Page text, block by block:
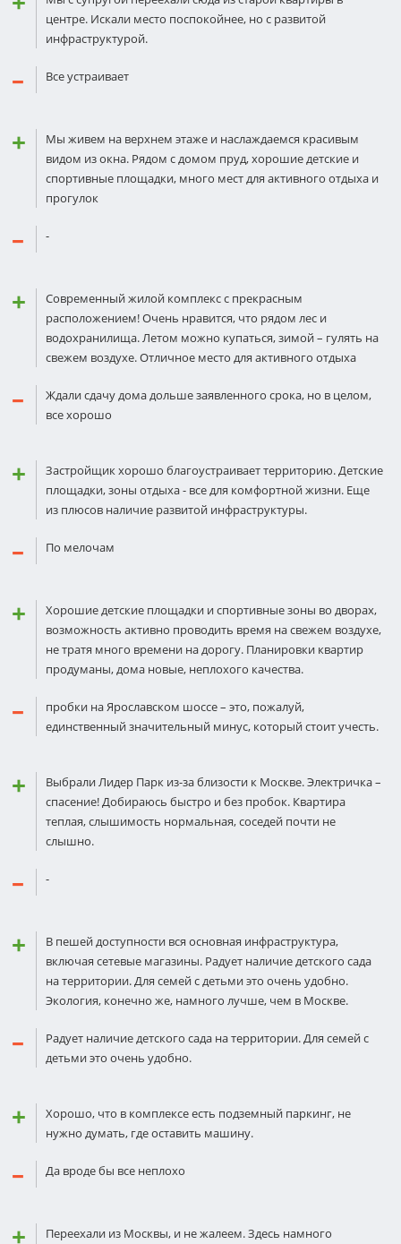
центре. Искали место поспокойнее, но с развитой
инфраструктурой.
Все устраивает
Мы живем на верхнем этаже и наслаждаемся красивым
видом из окна. Рядом с домом пруд, хорошие детские и
спортивные площадки, много мест для активного отдыха и
прогулок
-
Современный жилой комплекс с прекрасным
расположением! Очень нравится, что рядом лес и
водохранилища. Летом можно купаться, зимой – гулять на
свежем воздухе. Отличное место для активного отдыха
Ждали сдачу дома дольше заявленного срока, но в целом,
все хорошо
Застройщик хорошо благоустраивает территорию. Детские
площадки, зоны отдыха - все для комфортной жизни. Еще
из плюсов наличие развитой инфраструктуры.
По мелочам
Хорошие детские площадки и спортивные зоны во дворах,
возможность активно проводить время на свежем воздухе,
не тратя много времени на дорогу. Планировки квартир
продуманы, дома новые, неплохого качества.
пробки на Ярославском шоссе – это, пожалуй,
единственный значительный минус, который стоит учесть.
Выбрали Лидер Парк из-за близости к Москве. Электричка –
спасение! Добираюсь быстро и без пробок. Квартира
теплая, слышимость нормальная, соседей почти не
слышно.
-
В пешей доступности вся основная инфраструктура,
включая сетевые магазины. Радует наличие детского сада
на территории. Для семей с детьми это очень удобно.
Экология, конечно же, намного лучше, чем в Москве.
Радует наличие детского сада на территории. Для семей с
детьми это очень удобно.
Хорошо, что в комплексе есть подземный паркинг, не
нужно думать, где оставить машину.
Да вроде бы все неплохо
Переехали из Москвы, и не жалеем. Здесь намного